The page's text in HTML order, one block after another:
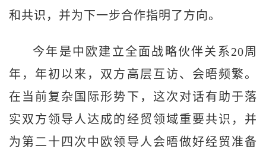
和共识，并为下一步合作指明了方向。
今年是中欧建立全面战略伙伴关系20周
年，年初以来，双方高层互访、会晤频繁。
在当前复杂国际形势下，这次对话有助于落
实双方领导人达成的经贸领域重要共识，并
为第二十四次中欧领导人会晤做好经贸准备